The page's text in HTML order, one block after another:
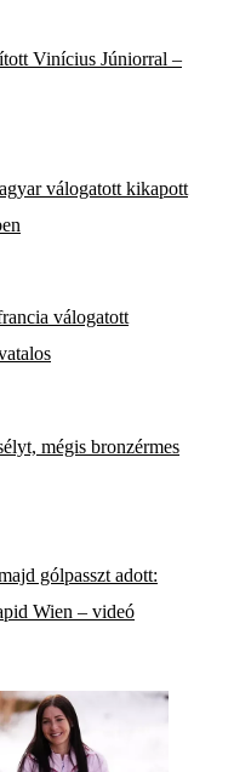
Vinícius Júniorral –
válogatott kikapott
válogatott
mégis bronzérmes
gólpasszt adott:
Wien – videó